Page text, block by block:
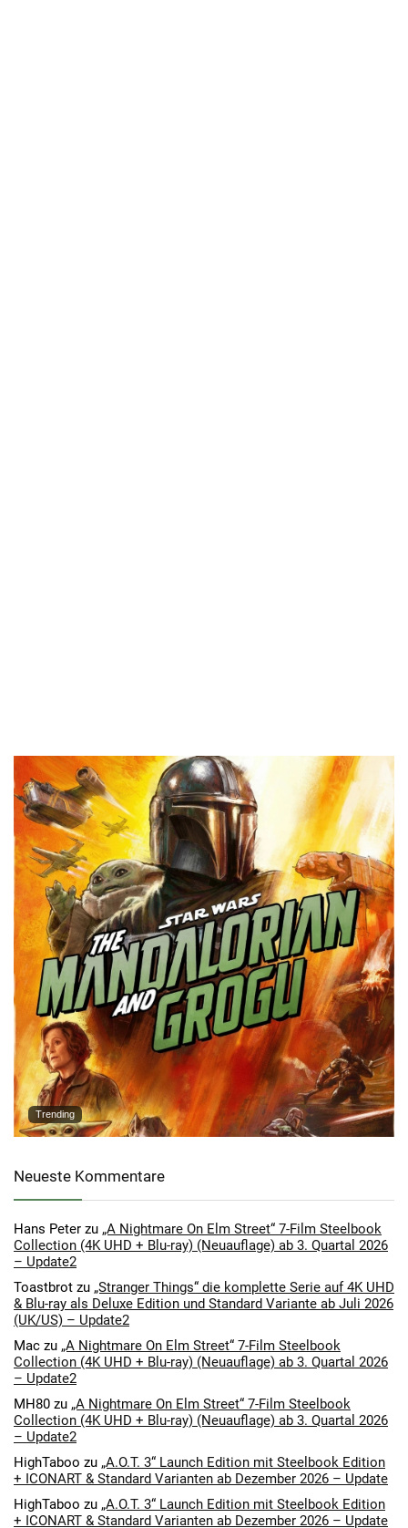
Trending
Neueste Kommentare
Hans Peter zu „A Nightmare On Elm Street“ 7-Film Steelbook
Collection (4K UHD + Blu-ray) (Neuauflage) ab 3. Quartal 2026
– Update2
Toastbrot zu „Stranger Things“ die komplette Serie auf 4K UHD
& Blu-ray als Deluxe Edition und Standard Variante ab Juli 2026
(UK/US) – Update2
Mac zu „A Nightmare On Elm Street“ 7-Film Steelbook
Collection (4K UHD + Blu-ray) (Neuauflage) ab 3. Quartal 2026
– Update2
MH80 zu „A Nightmare On Elm Street“ 7-Film Steelbook
Collection (4K UHD + Blu-ray) (Neuauflage) ab 3. Quartal 2026
– Update2
HighTaboo zu „A.O.T. 3“ Launch Edition mit Steelbook Edition
+ ICONART & Standard Varianten ab Dezember 2026 – Update
HighTaboo zu „A.O.T. 3“ Launch Edition mit Steelbook Edition
+ ICONART & Standard Varianten ab Dezember 2026 – Update